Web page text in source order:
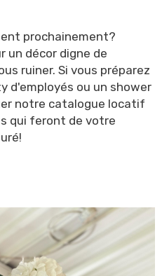
prochainement?
un décor digne de
ruiner. Si vous préparez
d'employés ou un shower
notre catalogue locatif
qui feront de votre